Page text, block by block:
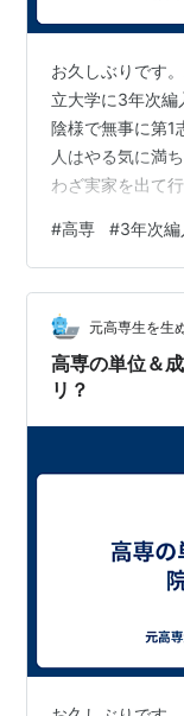
お久しぶりです
立大学に3年次編
陰様で無事に第1
人はやる気に満
わざ実家を出て
す。 読んでおい
ぎなどがあり、
旬～中旬に研究
が、 決定以降は
うです。 ですの
前までに済ませ
#高専 #3年次編
元高専生を生
高専の単位＆
リ？